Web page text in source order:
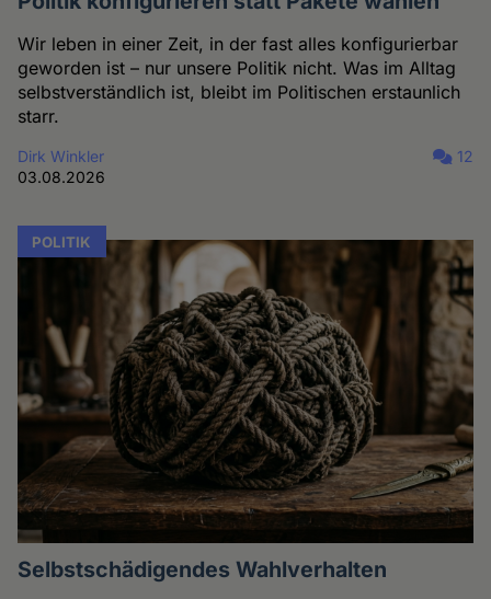
Wir leben in einer Zeit, in der fast alles konfigurierbar
geworden ist – nur unsere Politik nicht. Was im Alltag
selbstverständlich ist, bleibt im Politischen erstaunlich
starr.
Dirk Winkler
03.08.2026
12
POLITIK
Selbstschädigendes Wahlverhalten